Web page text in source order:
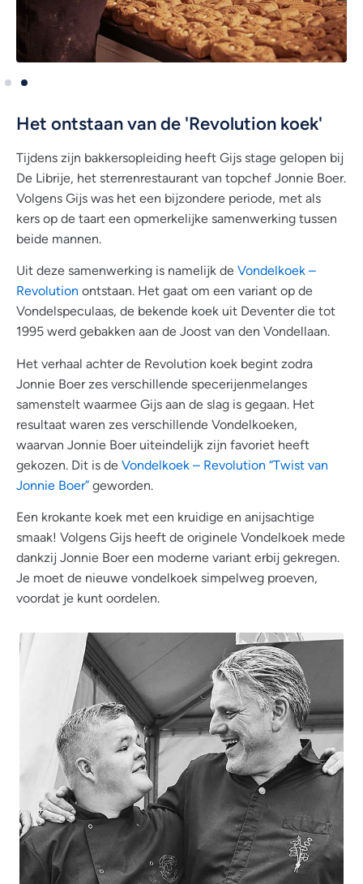
Het ontstaan van de 'Revolution koek'
Tijdens zijn bakkersopleiding heeft Gijs stage gelopen bij
De Librije, het sterrenrestaurant van topchef Jonnie Boer.
Volgens Gijs was het een bijzondere periode, met als
kers op de taart een opmerkelijke samenwerking tussen
beide mannen.
Uit deze samenwerking is namelijk de Vondelkoek –
Revolution ontstaan. Het gaat om een variant op de
Vondelspeculaas, de bekende koek uit Deventer die tot
1995 werd gebakken aan de Joost van den Vondellaan.
Het verhaal achter de Revolution koek begint zodra
Jonnie Boer zes verschillende specerijenmelanges
samenstelt waarmee Gijs aan de slag is gegaan. Het
resultaat waren zes verschillende Vondelkoeken,
waarvan Jonnie Boer uiteindelijk zijn favoriet heeft
gekozen. Dit is de Vondelkoek – Revolution “Twist van
Jonnie Boer” geworden.
Een krokante koek met een kruidige en anijsachtige
smaak! Volgens Gijs heeft de originele Vondelkoek mede
dankzij Jonnie Boer een moderne variant erbij gekregen.
Je moet de nieuwe vondelkoek simpelweg proeven,
voordat je kunt oordelen.